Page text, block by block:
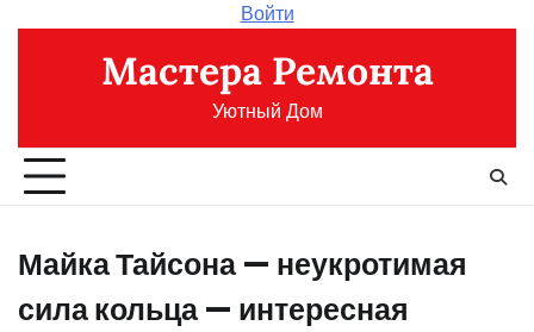
содержимому
Войти
Мастера Ремонта
Уютный Дом
Майка Тайсона — неукротимая
сила кольца — интересная